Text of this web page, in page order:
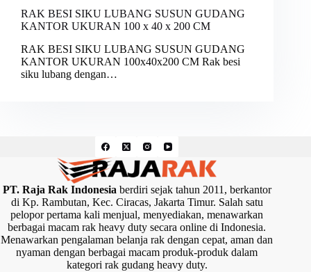
RAK BESI SIKU LUBANG SUSUN GUDANG
KANTOR UKURAN 100 x 40 x 200 CM
RAK BESI SIKU LUBANG SUSUN GUDANG
KANTOR UKURAN 100x40x200 CM Rak besi
siku lubang dengan…
PT. Raja Rak Indonesiaberdiri sejak tahun 2011, berkantor
di Kp. Rambutan, Kec. Ciracas, Jakarta Timur. Salah satu
pelopor pertama kali menjual, menyediakan, menawarkan
berbagai macam rak heavy duty secara online di Indonesia.
Menawarkan pengalaman belanja rak dengan cepat, aman dan
nyaman dengan berbagai macam produk-produk dalam
kategori rak gudang heavy duty.